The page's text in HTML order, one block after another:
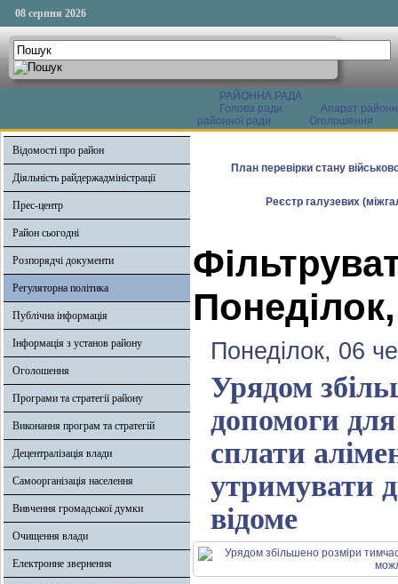
08 серпня 2026
РАЙОННА РАДА
Голова ради
Апарат
районної ради
Оголошення
Відомості про район
Діяльність райдержадміністрації
Прес-центр
Район сьогодні
Розпорядчі документи
Регуляторна політика
Публічна інформація
Інформація з установ району
Оголошення
Програми та стратегії району
Виконання програм та стратегій
Децентралізація влади
Самоорганізація населення
Вивчення громадської думки
Очищення влади
Електронне звернення
План перевірки стану
Реєстр галузевих
Понеділок, 06
Урядом
допомоги
сплати
утримувати
відоме